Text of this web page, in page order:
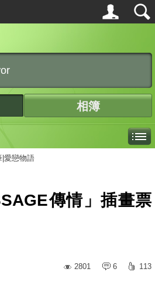
相簿
|愛戀物語
傳情」插畫票
2801
6 113